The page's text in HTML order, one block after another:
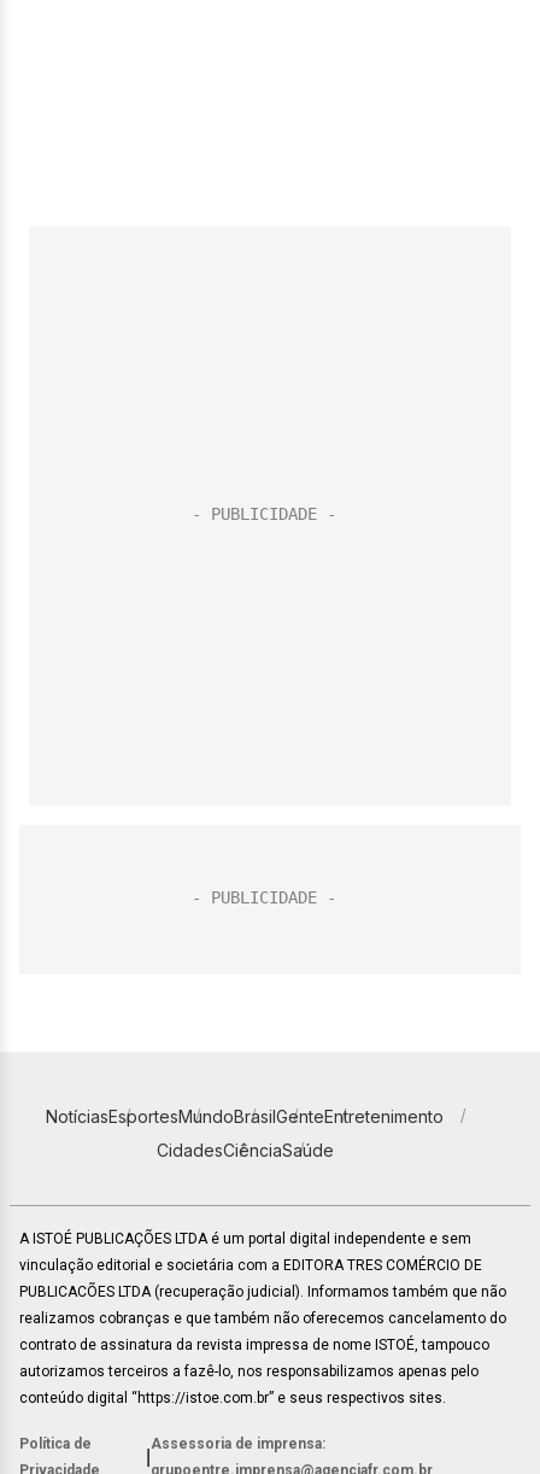
NotíciasEsportesMundoBrasilGenteEntretenimento
CidadesCiênciaSaúde
A ISTOÉ PUBLICAÇÕES LTDA é um portal digital independente e sem
vinculação editorial e societária com a EDITORA TRES COMÉRCIO DE
PUBLICACÕES LTDA (recuperação judicial). Informamos também que não
realizamos cobranças e que também não oferecemos cancelamento do
contrato de assinatura da revista impressa de nome ISTOÉ, tampouco
autorizamos terceiros a fazê-lo, nos responsabilizamos apenas pelo
conteúdo digital “https://istoe.com.br” e seus respectivos sites.
Política de
Privacidade
Assessoria de imprensa:
grupoentre.imprensa@agenciafr.com.br